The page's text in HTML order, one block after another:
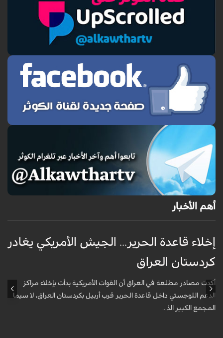
أهم الأخبار
إخلاء قاعدة الحرير... الجيش الأمريكي يغادر
كردستان العراق
أكدت مصادر مطلعة في العراق أن القوات الأمريكية بدأت بإخلاء مراكز
الدعم اللوجستي داخل قاعدة الحرير قرب أربيل بكردستان العراق، لا سيما
المجمع الكبير الذ...